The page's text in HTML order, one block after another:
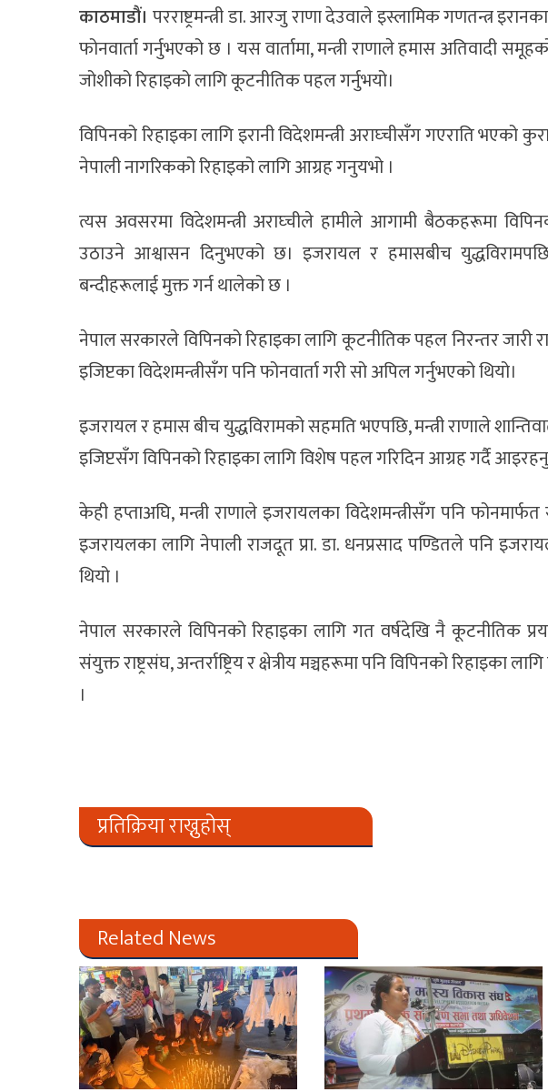
काठमाडौं।परराष्ट्रमन्त्री डा. आरजु राणा देउवाले इस्लामिक गणतन्त्र
फोनवार्ता गर्नुभएको छ । यस वार्तामा, मन्त्री राणाले हमास अतिवादी
जोशीको रिहाइको लागि कूटनीतिक पहल गर्नुभयो।
विपिनको रिहाइका लागि इरानी विदेशमन्त्री अराघ्चीसँग गएराति भएको
नेपाली नागरिकको रिहाइको लागि आग्रह गनुयभो ।
त्यस अवसरमा विदेशमन्त्री अराघ्चीले हामीले आगामी बैठकहरूमा
उठाउने आश्वासन दिनुभएको छ। इजरायल र हमासबीच
बन्दीहरूलाई मुक्त गर्न थालेको छ ।
नेपाल सरकारले विपिनको रिहाइका लागि कूटनीतिक पहल निरन्तर जारी
इजिप्टका विदेशमन्त्रीसँग पनि फोनवार्ता गरी सो अपिल गर्नुभएको थियो।
इजरायल र हमास बीच युद्धविरामको सहमति भएपछि, मन्त्री राणाले
इजिप्टसँग विपिनको रिहाइका लागि विशेष पहल गरिदिन आग्रह गर्दै
केही हप्ताअघि, मन्त्री राणाले इजरायलका विदेशमन्त्रीसँग पनि
इजरायलका लागि नेपाली राजदूत प्रा. डा. धनप्रसाद पण्डितले पनि
थियो ।
नेपाल सरकारले विपिनको रिहाइका लागि गत वर्षदेखि नै कूटनीतिक
संयुक्त राष्ट्रसंघ, अन्तर्राष्ट्रिय र क्षेत्रीय मञ्चहरूमा पनि विपिनको
।
प्रतिक्रिया राख्नुहोस्
Related News